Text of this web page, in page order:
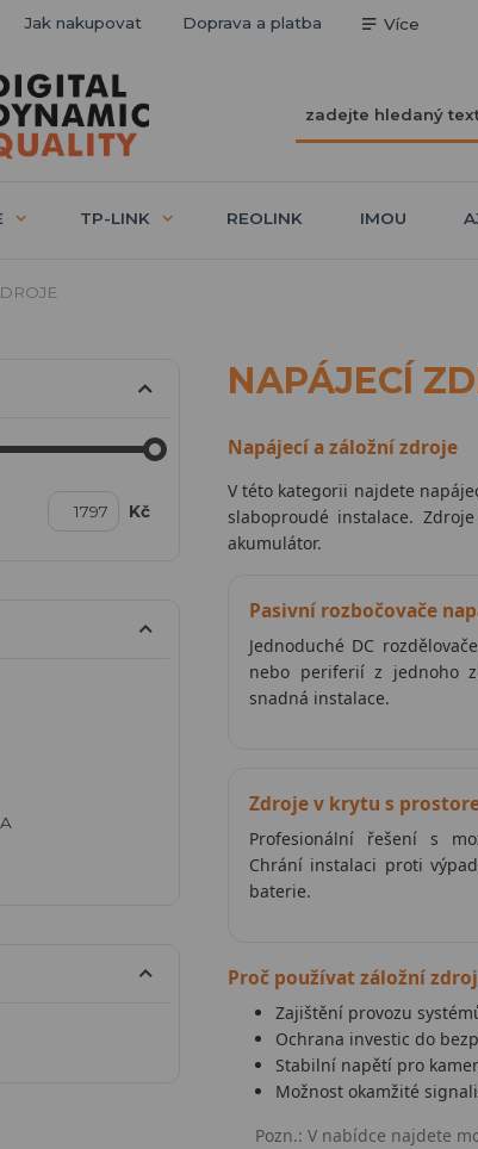
Jak nakupovat Doprava a platba Více
TP-LINK REOLINK IMOU
NAPÁJECÍ
Napájecí a záložní zdroje
V této kategorii najdete
slaboproudé instalace.
akumulátor.
Pasivní rozbočovače
Jednoduché DC
nebo periferií z jednoho
snadná instalace.
Zdroje v krytu s
Profesionální řešení s
Chrání instalaci proti
baterie.
Proč používat záložní
Zajištění provozu
Ochrana investic do
Stabilní napětí pro
Možnost okamžité
Pozn.: V nabídce najdete
Kč